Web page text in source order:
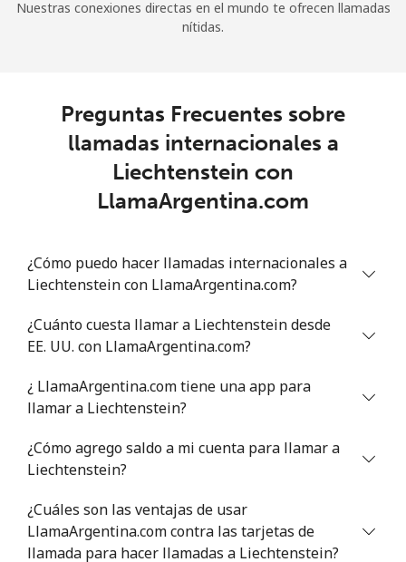
Nuestras conexiones directas en el mundo te ofrecen llamadas
nítidas.
Preguntas Frecuentes sobre
llamadas internacionales a
Liechtenstein con
LlamaArgentina.com
¿Cómo puedo hacer llamadas internacionales a
Liechtenstein con LlamaArgentina.com?
¿Cuánto cuesta llamar a Liechtenstein desde
EE. UU. con LlamaArgentina.com?
¿ LlamaArgentina.com tiene una app para
llamar a Liechtenstein?
¿Cómo agrego saldo a mi cuenta para llamar a
Liechtenstein?
¿Cuáles son las ventajas de usar
LlamaArgentina.com contra las tarjetas de
llamada para hacer llamadas a Liechtenstein?